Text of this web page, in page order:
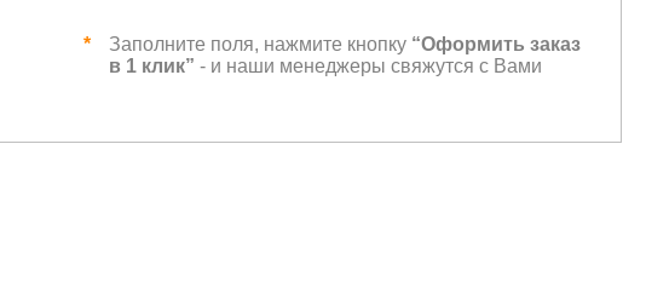
Заполните поля, нажмите кнопку “Оформить заказ
в 1 клик” - и наши менеджеры свяжутся с Вами